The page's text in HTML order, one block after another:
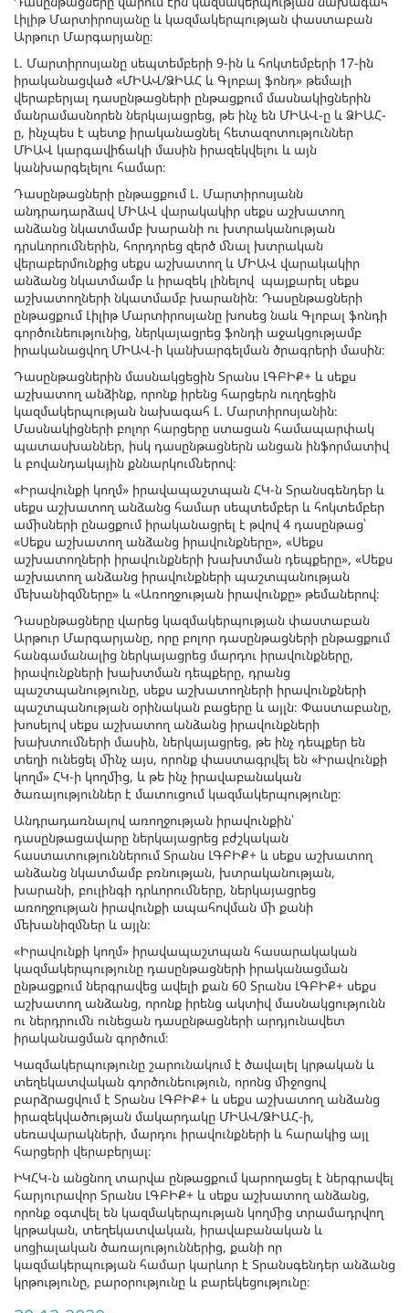
Լիլիթ Մարտիրոսյանը և կազմակերպության փաստաբան
Արթուր Մարգարյանը։
Լ. Մարտիրոսյանը սեպտեմբերի 9-ին և հոկտեմբերի 17-ին
իրականացված «ՄԻԱՎ/ՁԻԱՀ և Գլոբալ ֆոնդ» թեմայի
վերաբերյալ դասընթացների ընթացքում մասնակիցներին
մանրամասնորեն ներկայացրեց, թե ինչ են ՄԻԱՎ-ը և ՁԻԱՀ-
ը, ինչպես է պետք իրականացնել հետազոտություններ
ՄԻԱՎ կարգավիճակի մասին իրազեկվելու և այն
կանխարգելելու համար։
Դասընթացների ընթացքում Լ. Մարտիրոսյանն
անդրադարձավ ՄԻԱՎ վարակակիր սեքս աշխատող
անձանց նկատմամբ խարանի ու խտրականության
դրսևորումներին, հորդորեց զերծ մնալ խտրական
վերաբերմունքից սեքս աշխատող և ՄԻԱՎ վարակակիր
անձանց նկատմամբ և իրազեկ լինելով պայքարել սեքս
աշխատողների նկատմամբ խարանին։ Դասընթացների
ընթացքում Լիլիթ Մարտիրոսյանը խոսեց նաև Գլոբալ ֆոնդի
գործունեությունից, ներկայացրեց ֆոնդի աջակցությամբ
իրականացվող ՄԻԱՎ-ի կանխարգելման ծրագրերի մասին։
Դասընթացներին մասնակցեցին Տրանս ԼԳԲԻՔ+ և սեքս
աշխատող անձինք, որոնք իրենց հարցերն ուղղեցին
կազմակերպության նախագահ Լ. Մարտիրոսյանին։
Մասնակիցների բոլոր հարցերը ստացան համապարփակ
պատասխաններ, իսկ դասընթացներն անցան ինֆորմատիվ
և բովանդակային քննարկումներով։
«Իրավունքի կողմ» իրավապաշտպան ՀԿ-ն Տրանսգենդեր և
սեքս աշխատող անձանց համար սեպտեմբեր և հոկտեմբեր
ամիսների ընացքում իրականացրել է թվով 4 դասընթաց՝
«Սեքս աշխատող անձանց իրավունքները», «Սեքս
աշխատողների իրավունքների խախտման դեպքերը», «Սեքս
աշխատող անձանց իրավունքների պաշտպանության
մեխանիզմները» և «Առողջության իրավունքը» թեմաներով։
Դասընթացները վարեց կազմակերպության փաստաբան
Արթուր Մարգարյանը, որը բոլոր դասընթացների ընթացքում
հանգամանալից ներկայացրեց մարդու իրավունքները,
իրավունքների խախտման դեպքերը, դրանց
պաշտպանությունը, սեքս աշխատողների իրավունքների
պաշտպանության օրինական բացերը և այլն։ Փաստաբանը,
խոսելով սեքս աշխատող անձանց իրավունքների
խախտումների մասին, ներկայացրեց, թե ինչ դեպքեր են
տեղի ունեցել մինչ այս, որոնք փաստագրվել են «Իրավունքի
կողմ» ՀԿ-ի կողմից, և թե ինչ իրավաբանական
ծառայություններ է մատուցում կազմակերպությունը։
Անդրադառնալով առողջության իրավունքին՝
դասընթացավարը ներկայացրեց բժշկական
հաստատություններում Տրանս ԼԳԲԻՔ+ և սեքս աշխատող
անձանց նկատմամբ բռնության, խտրականության,
խարանի, բուլինգի դրևորումները, ներկայացրեց
առողջության իրավունքի ապահովման մի քանի
մեխանիզմներ և այլն։
«Իրավունքի կողմ» իրավապաշտպան հասարակական
կազմակերպությունը դասընթացների իրականացման
ընթացքում ներգրավեց ավելի քան 60 Տրանս ԼԳԲԻՔ+ սեքս
աշխատող անձանց, որոնք իրենց ակտիվ մասնակցությունն
ու ներդրումն ունեցան դասընթացների արդյունավետ
իրականացման գործում։
Կազմակերպությունը շարունակում է ծավալել կրթական և
տեղեկատվական գործունեություն, որոնց միջոցով
բարձրացվում է Տրանս ԼԳԲԻՔ+ և սեքս աշխատող անձանց
իրազեկվածության մակարդակը ՄԻԱՎ/ՁԻԱՀ-ի,
սեռավարակների, մարդու իրավունքների և հարակից այլ
հարցերի վերաբերյալ։
ԻԿՀԿ-ն անցնող տարվա ընթացքում կարողացել է ներգրավել
հարյուրավոր Տրանս ԼԳԲԻՔ+ և սեքս աշխատող անձանց,
որոնք օգտվել են կազմակերպության կողմից տրամադրվող
կրթական, տեղեկատվական, իրավաբանական և
սոցիալական ծառայություններից, քանի որ
կազմակերպության համար կարևոր է Տրանսգենդեր անձանց
կրթությունը, բարօրությունը և բարեկեցությունը։